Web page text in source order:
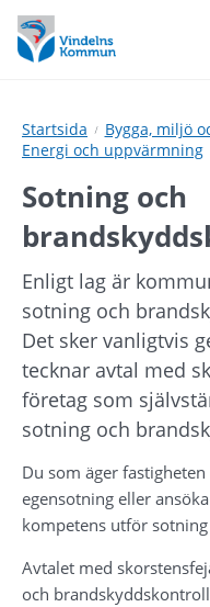
Hoppa
till
innehåll
Hoppa
till
undermeny
Startsida
Bygga, miljö
Energi och uppvärmning
Sotning och
Enligt lag är
sotning och
Det sker vanligtvis
tecknar avtal med
företag som
sotning och
Du som äger
egensotning eller
kompetens utför
Avtalet med
och